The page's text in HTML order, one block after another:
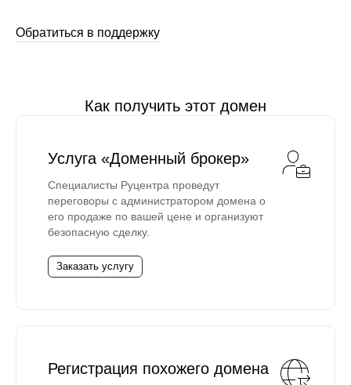
Обратиться в поддержку
Как получить этот домен
Услуга «Доменный брокер»
Специалисты Руцентра проведут
переговоры с администратором домена о
его продаже по вашей цене и организуют
безопасную сделку.
Заказать услугу
Регистрация похожего домена